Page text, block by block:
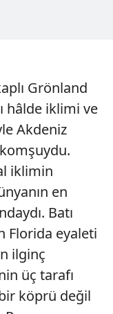
Grönland
hâlde iklimi ve
Akdeniz
iklimin
en
Batı
Florida eyaleti
ilginç
üç tarafı
köprü değil